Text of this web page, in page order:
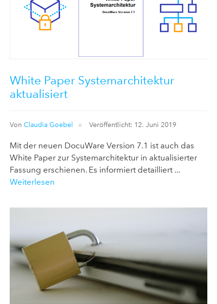
White Paper Systemarchitektur
aktualisiert
Von Claudia Goebel Veröffentlicht: 12. Juni 2019
Mit der neuen DocuWare Version 7.1 ist auch das
White Paper zur Systemarchitektur in aktualisierter
Fassung erschienen. Es informiert detailliert ...
Weiterlesen